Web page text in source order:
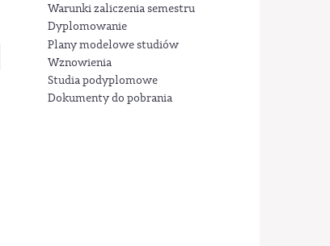
Warunki zaliczenia semestru
Dyplomowanie
Plany modelowe studiów
Wznowienia
Studia podyplomowe
Dokumenty do pobrania